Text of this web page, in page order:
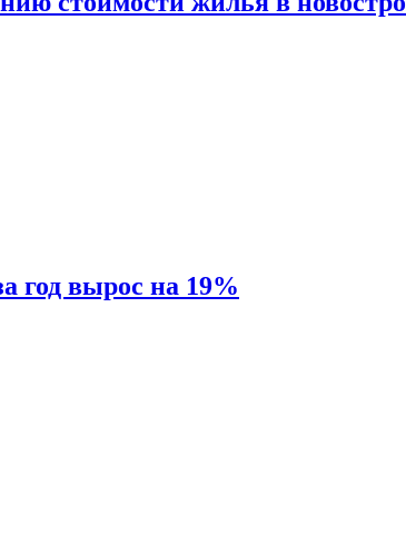
год вырос на 19%